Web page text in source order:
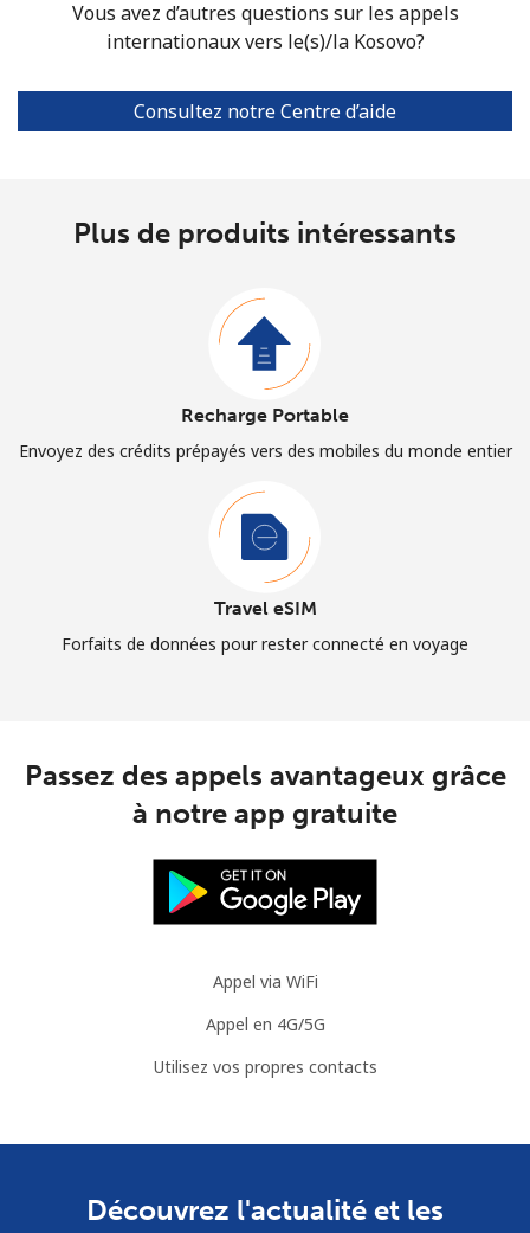
Vous avez d’autres questions sur les appels
internationaux vers le(s)/la Kosovo?
Consultez notre Centre d’aide
Plus de produits intéressants
Recharge Portable
Envoyez des crédits prépayés vers des mobiles du monde entier
Travel eSIM
Forfaits de données pour rester connecté en voyage
Passez des appels avantageux grâce
à notre app gratuite
Appel via WiFi
Appel en 4G/5G
Utilisez vos propres contacts
Découvrez l'actualité et les